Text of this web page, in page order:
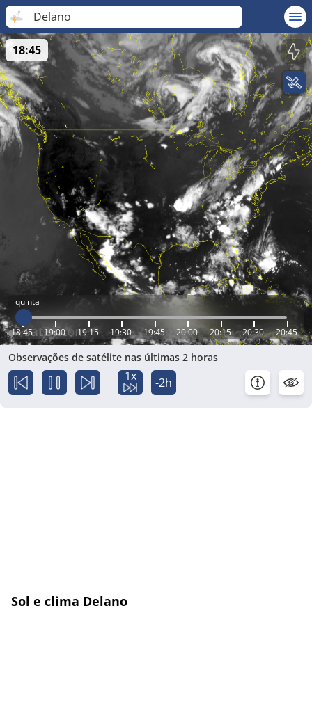
Delano
quinta
18:45 19:00 19:15 19:30 19:45 20:00 20:15 20:30 20:45
18:45
Observações de satélite nas últimas 2 horas
1x -2h
Sol e clima Delano